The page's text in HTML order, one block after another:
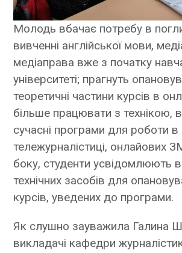
Молодь вбачає потребу в
вивченні англійської мови,
медіаправа вже з початку
університеті; прагнуть
теоретичні частини курсів в
більше працювати з технікою,
сучасні програми для роботи в
тележурналістиці, онлайових
боку, студенти усвідомлюють
технічних засобів для
курсів, уведених до програми.
Як слушно зауважила Галина
викладачі кафедри